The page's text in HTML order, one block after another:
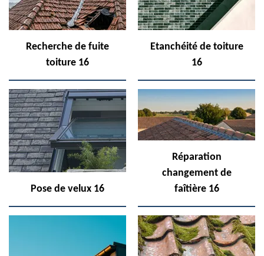
Recherche de fuite
toiture 16
Etanchéité de toiture
16
Pose de velux 16
Réparation
changement de
faîtière 16